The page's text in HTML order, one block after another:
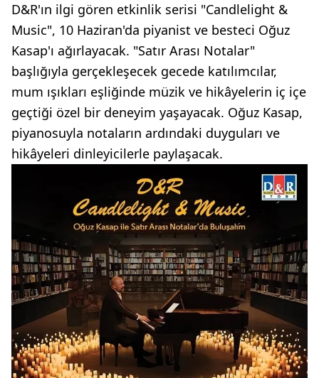
D&R'ın ilgi gören etkinlik serisi "Candlelight &
Music", 10 Haziran'da piyanist ve besteci Oğuz
Kasap'ı ağırlayacak. "Satır Arası Notalar"
başlığıyla gerçekleşecek gecede katılımcılar,
mum ışıkları eşliğinde müzik ve hikâyelerin iç içe
geçtiği özel bir deneyim yaşayacak. Oğuz Kasap,
piyanosuyla notaların ardındaki duyguları ve
hikâyeleri dinleyicilerle paylaşacak.